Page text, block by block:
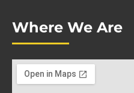
Where We Are